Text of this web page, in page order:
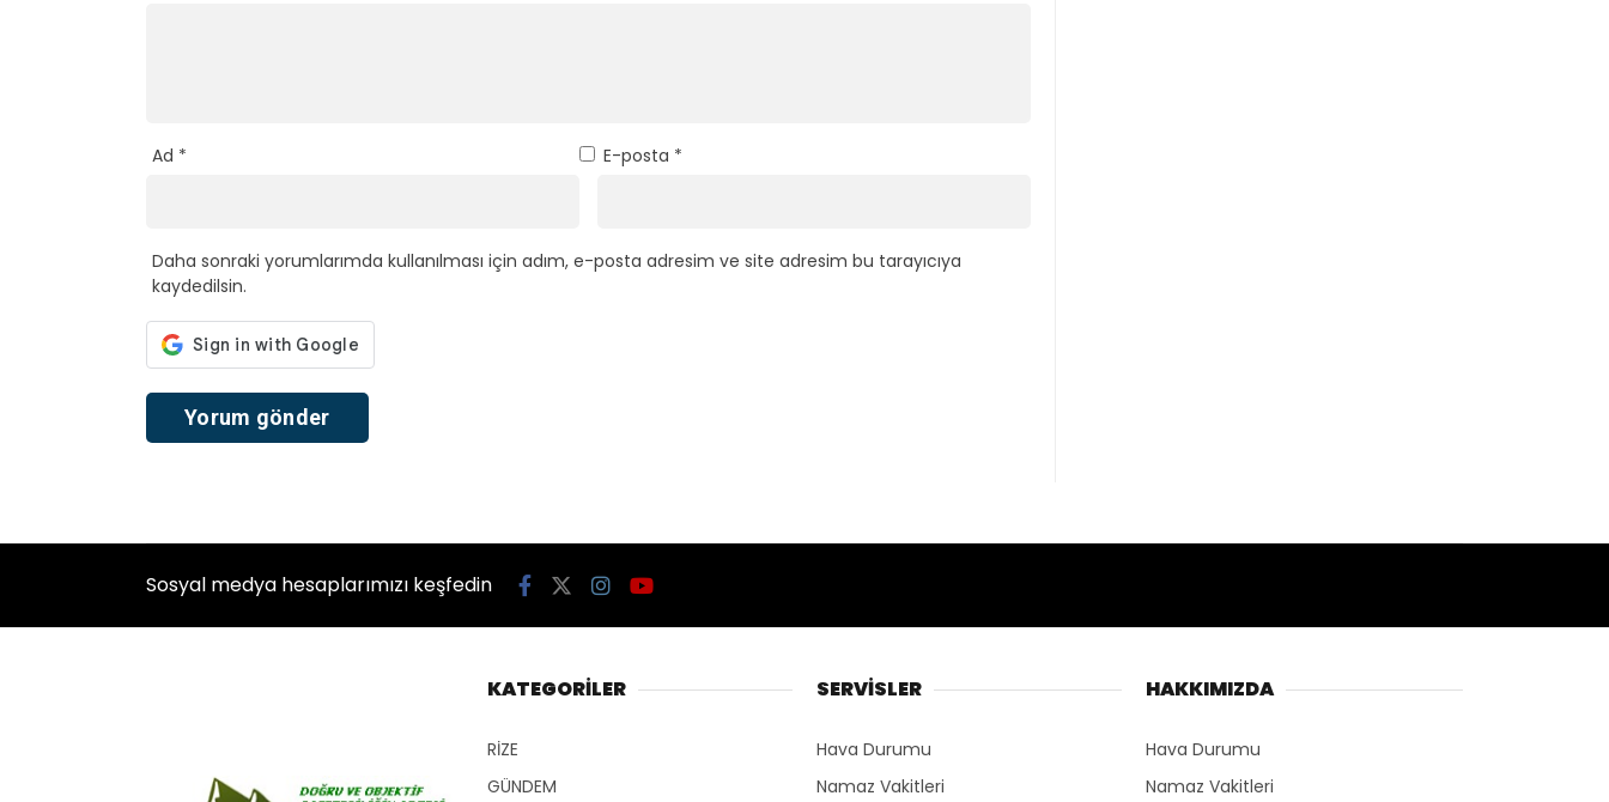
Ad * E-posta *
Daha sonraki yorumlarımda kullanılması için adım, e-posta adresim ve site adresim bu tarayıcıya
kaydedilsin.
Sosyal medya hesaplarımızı keşfedin
KATEGORİLER
RİZE
GÜNDEM
SERVİSLER
Hava Durumu
Namaz Vakitleri
HAKKIMIZDA
Hava Durumu
Namaz Vakitleri